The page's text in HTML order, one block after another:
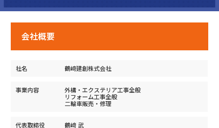
会社概要
社名 鶴﨑建創株式会社
事業内容
外構・エクステリア工事全般
リフォーム工事全般
二輪車販売・修理
代表取締役 鶴﨑 武